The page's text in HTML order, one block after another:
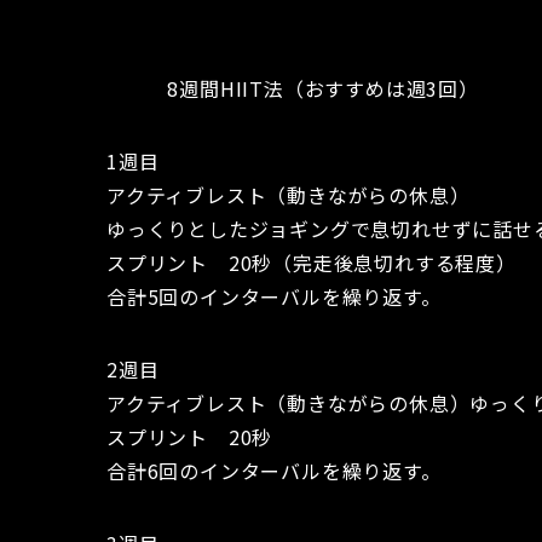
8週間HIIT法（おすすめは週3回）
1週目
アクティブレスト（動きながらの休息）
ゆっくりとしたジョギングで息切れせずに話
スプリント 20秒（完走後息切れする程度）
合計5回のインターバルを繰り返す。
2週目
アクティブレスト（動きながらの休息）ゆっ
スプリント 20秒
合計6回のインターバルを繰り返す。